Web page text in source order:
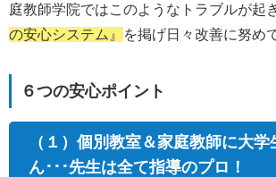
庭教師学院ではこのようなトラブルが起
の安心システム』
を掲げ日々改善に努め
６つの安心ポイント
（１）個別教室＆家庭教師に大
ん･･･先生は全て指導のプロ！